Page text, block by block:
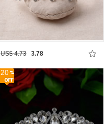
US$ 4.73 3.78
20